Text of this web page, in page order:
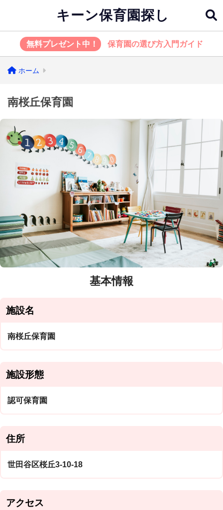
キーン保育園探し
無料プレゼント中！ 保育園の選び方入門ガイド
ホーム
南桜丘保育園
基本情報
施設名
南桜丘保育園
施設形態
認可保育園
住所
世田谷区桜丘3-10-18
アクセス